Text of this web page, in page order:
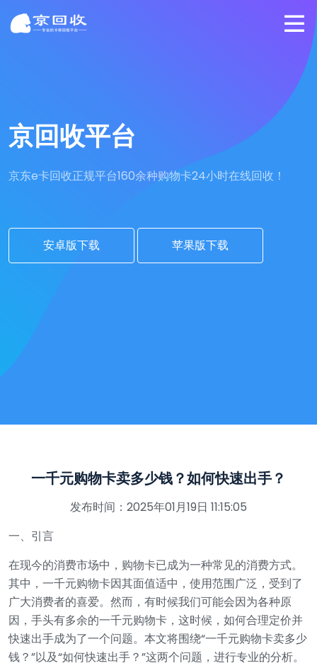
京回收平台
京东e卡回收正规平台160余种购物卡24小时在线回收！
安卓版下载 苹果版下载
一千元购物卡卖多少钱？如何快速出手？
发布时间：2025年01月19日 11:15:05
一、引言
在现今的消费市场中，购物卡已成为一种常见的消费方式。
其中，一千元购物卡因其面值适中，使用范围广泛，受到了
广大消费者的喜爱。然而，有时候我们可能会因为各种原
因，手头有多余的一千元购物卡，这时候，如何合理定价并
快速出手成为了一个问题。本文将围绕“一千元购物卡卖多少
钱？”以及“如何快速出手？”这两个问题，进行专业的分析。